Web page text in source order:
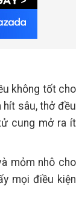
không tốt cho
hít sâu, thở đều
cung mở ra ít
mỏm nhô cho
mọi điều kiện